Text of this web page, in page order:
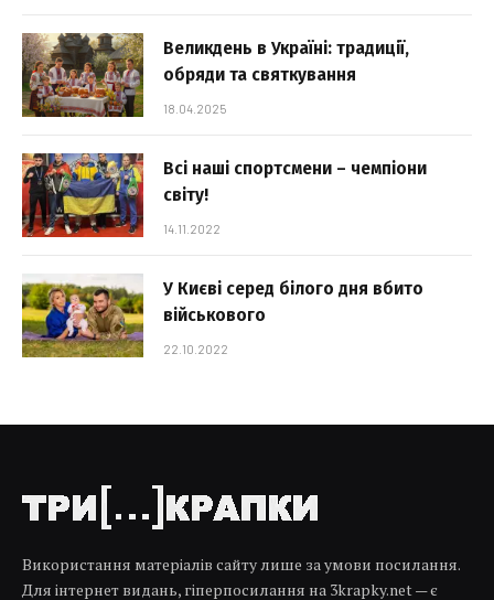
Великдень в Україні: традиції,
обряди та святкування
18.04.2025
Всі наші спортсмени – чемпіони
світу!
14.11.2022
У Києві серед білого дня вбито
військового
22.10.2022
Використання матеріалів сайту лише за умови посилання.
Для інтернет видань, гіперпосилання на 3krapky.net — є